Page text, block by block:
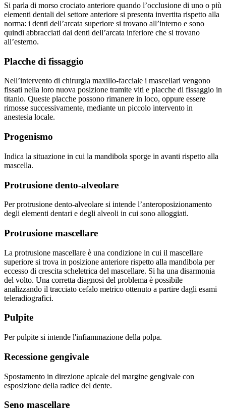
Si parla di morso crociato anteriore quando l’occlusione di uno o più
elementi dentali del settore anteriore si presenta invertita rispetto alla
norma: i denti dell’arcata superiore si trovano all’interno e sono
quindi abbracciati dai denti dell’arcata inferiore che si trovano
all’esterno.
Placche di fissaggio
Nell’intervento di chirurgia maxillo-facciale i mascellari vengono
fissati nella loro nuova posizione tramite viti e placche di fissaggio in
titanio. Queste placche possono rimanere in loco, oppure essere
rimosse successivamente, mediante un piccolo intervento in
anestesia locale.
Progenismo
Indica la situazione in cui la mandibola sporge in avanti rispetto alla
mascella.
Protrusione dento-alveolare
Per protrusione dento-alveolare si intende l’anteroposizionamento
degli elementi dentari e degli alveoli in cui sono alloggiati.
Protrusione mascellare
La protrusione mascellare è una condizione in cui il mascellare
superiore si trova in posizione anteriore rispetto alla mandibola per
eccesso di crescita scheletrica del mascellare. Si ha una disarmonia
del volto. Una corretta diagnosi del problema è possibile
analizzando il tracciato cefalo metrico ottenuto a partire dagli esami
teleradiografici.
Pulpite
Per pulpite si intende l'infiammazione della polpa.
Recessione gengivale
Spostamento in direzione apicale del margine gengivale con
esposizione della radice del dente.
Seno mascellare